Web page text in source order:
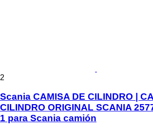
2
Scania CAMISA DE CILINDRO |
CILINDRO ORIGINAL SCANIA
1 para Scania camión